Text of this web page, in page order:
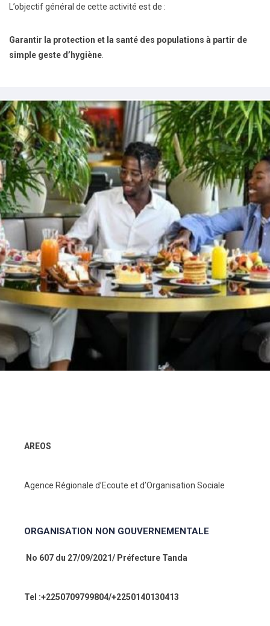
L’objectif général de cette activité est de :
Garantir la protection et la santé des populations à partir de
simple geste d’hygiène
AREOS
Agence Régionale d’Ecoute et d’Organisation Sociale
ORGANISATION NON GOUVERNEMENTALE
N o 607 du 27/09/2021/ Préfecture Tanda
Tel :+2250709799804/+2250140130413